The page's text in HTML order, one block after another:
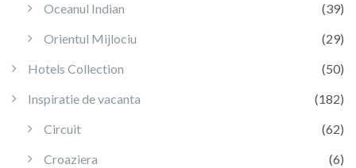
Oceanul Indian
(39)
Orientul Mijlociu
(29)
Hotels Collection
(50)
Inspiratie de vacanta
(182)
Circuit
(62)
Croaziera
(6)